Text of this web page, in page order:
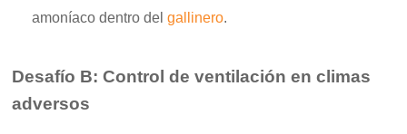
amoníaco dentro delgallinero.
Desafío B: Control de ventilación en climas
adversos